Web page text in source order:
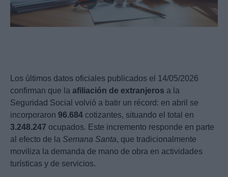
Los últimos datos oficiales publicados el 14/05/2026
confirman que la afiliación de extranjeros a la
Seguridad Social volvió a batir un récord: en abril se
incorporaron 96.684 cotizantes, situando el total en
3.248.247 ocupados. Este incremento responde en parte
al efecto de la Semana Santa, que tradicionalmente
moviliza la demanda de mano de obra en actividades
turísticas y de servicios.